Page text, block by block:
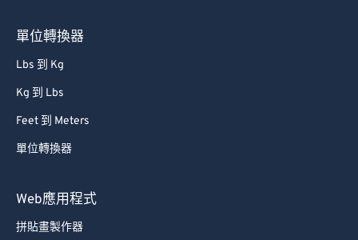
單位轉換器
Lbs 到 Kg
Kg 到 Lbs
Feet 到 Meters
單位轉換器
Web應用程式
拼貼畫製作器